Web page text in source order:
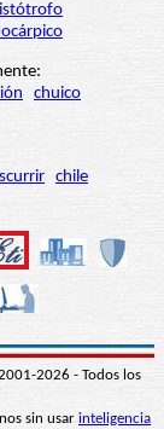
chuico
chile
2026 - Todos los
sin usar inteligencia